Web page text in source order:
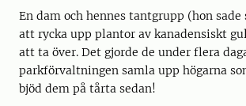
En dam och hennes tantgrupp (hon sade
att rycka upp plantor av kanadensiskt
att ta över. Det gjorde de under flera
parkförvaltningen samla upp högarna
bjöd dem på tårta sedan!